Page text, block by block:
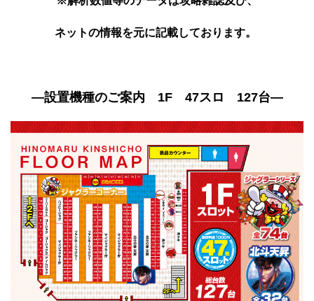
ネットの情報を元に記載しております。
―設置機種のご案内 1F 47スロ 127台―